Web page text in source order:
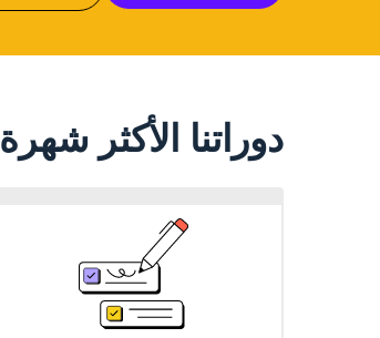
دوراتنا الأكثر شهرة